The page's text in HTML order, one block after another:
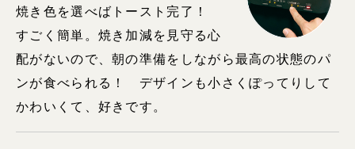
焼き色を選べばトースト完了！
すごく簡単。焼き加減を見守る心
配がないので、朝の準備をしながら最高の状態のパ
ンが食べられる！ デザインも小さくぽってりして
かわいくて、好きです。